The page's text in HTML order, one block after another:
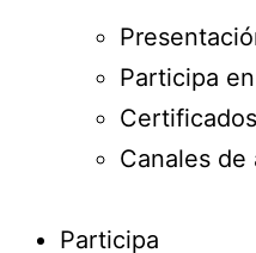
Participa
Canales
Participa